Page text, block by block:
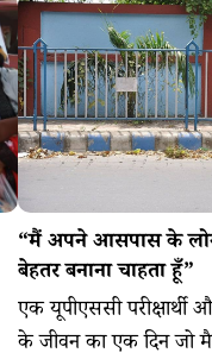
“मैं अपने आसपास के
बेहतर बनाना चाहता हूँ”
एक यूपीएससी परीक्षार्थी
के जीवन का एक दिन जो